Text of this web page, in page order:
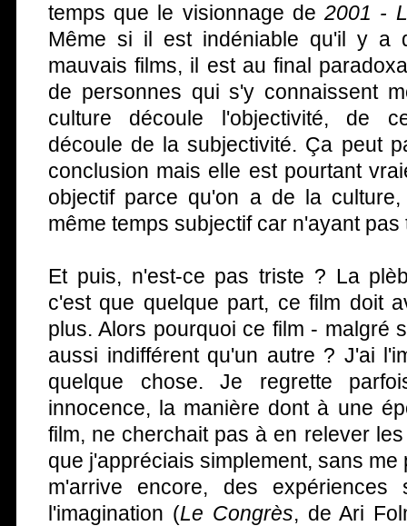
temps que le visionnage de2001 -
Même si il est indéniable qu'il y a
mauvais films, il est au final
de personnes qui s'y connaissent
culture découle l'objectivité, de
découle de la subjectivité. Ça peut
conclusion mais elle est pourtant
objectif parce qu'on a de la
même temps subjectif car n'ayant pas
Et puis, n'est-ce pas triste ? La
c'est que quelque part, ce film doit
plus. Alors pourquoi ce film - malgré
aussi indifférent qu'un autre ? J'ai
quelque chose. Je regrette
innocence, la manière dont à une
film, ne cherchait pas à en relever
que j'appréciais simplement, sans
m'arrive encore, des expériences
l'imagination (Le Congrès, de Ari